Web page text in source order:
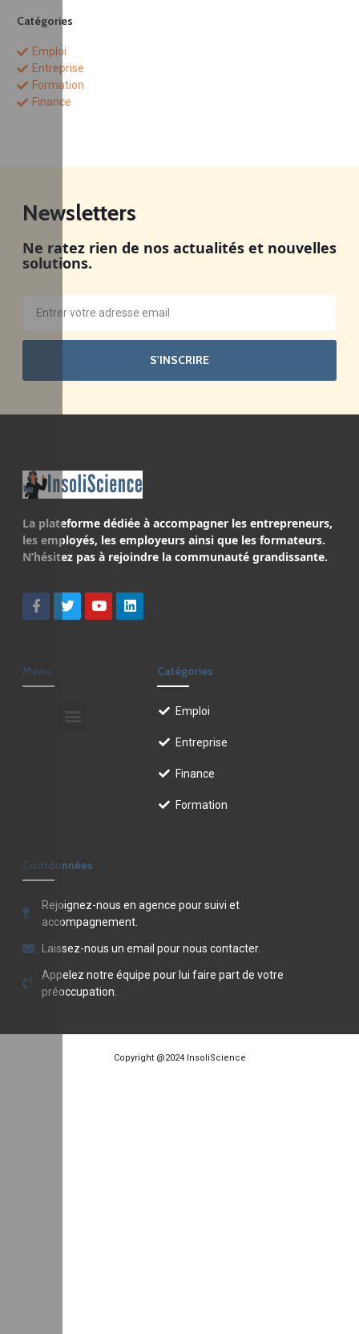
Catégories
Emploi
Entreprise
Formation
Finance
Newsletters
Ne ratez rien de nos actualités et nouvelles
solutions.
S'INSCRIRE
La plateforme dédiée à accompagner les entrepreneurs,
les employés, les employeurs ainsi que les formateurs.
N’hésitez pas à rejoindre la communauté grandissante.
Menu Catégories
Emploi
Entreprise
Finance
Formation
Coordonnées
Rejoignez-nous en agence pour suivi et
accompagnement.
Laissez-nous un email pour nous contacter.
Appelez notre équipe pour lui faire part de votre
préoccupation.
Copyright @2024 InsoliScience